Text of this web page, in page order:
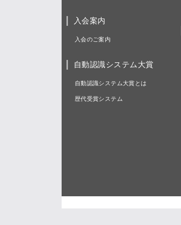
入会案内
入会のご案内
自動認識システム大賞
自動認識システム大賞とは
歴代受賞システム